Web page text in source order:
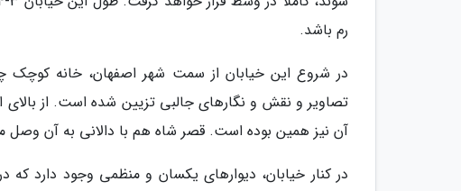
رم باشد.
در شروع این خیابان از سمت شهر اصفهان، خانه کوچک
تصاویر و نقش و نگارهای جالبی تزیین شده است. از
آن نیز همین بوده است. قصر شاه هم با دالانی به آن وصل
در کنار خیابان، دیوارهای یکسان و منظمی وجود دارد